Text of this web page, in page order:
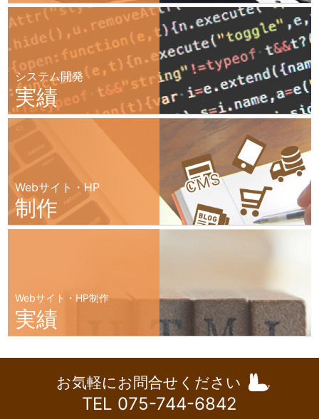
システム開発
実績
Webサイト・HP
制作
Webサイト・HP制作
実績
お気軽にお問合せください
TEL 075-744-6842